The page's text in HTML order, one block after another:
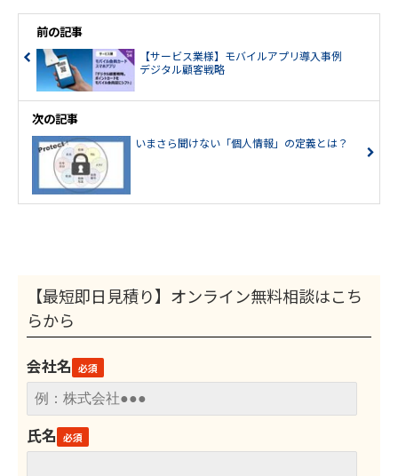
前の記事
【サービス業様】モバイルアプリ導入事例
デジタル顧客戦略
次の記事
いまさら聞けない「個人情報」の定義とは？
【最短即日見積り】オンライン無料相談はこち
らから
会社名
氏名